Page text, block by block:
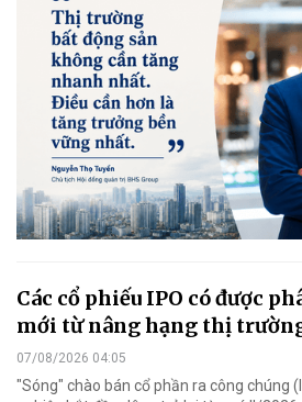
Các cổ phiếu IPO có được
mới từ nâng hạng thị
07/08/2026 04:05
"Sóng" chào bán cổ phần ra công chúng